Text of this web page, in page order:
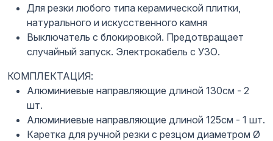
Для резки любого типа керамической плитки,
натурального и искусственного камня
Выключатель с блокировкой. Предотвращает
случайный запуск. Электрокабель с УЗО.
КОМПЛЕКТАЦИЯ:
Алюминиевые направляющие длиной 130см - 2
шт.
Алюминиевые направляющие длиной 125см - 1 шт.
Каретка для ручной резки с резцом диаметром Ø